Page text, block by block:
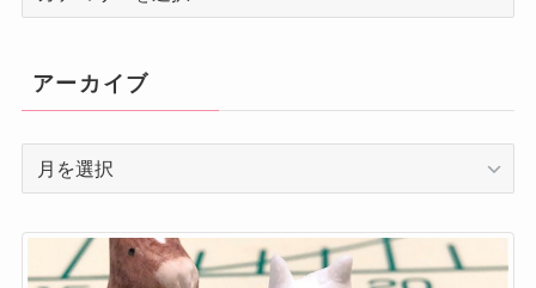
リ
ー
アーカイブ
ブ